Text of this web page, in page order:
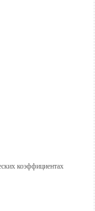
коэффициентах